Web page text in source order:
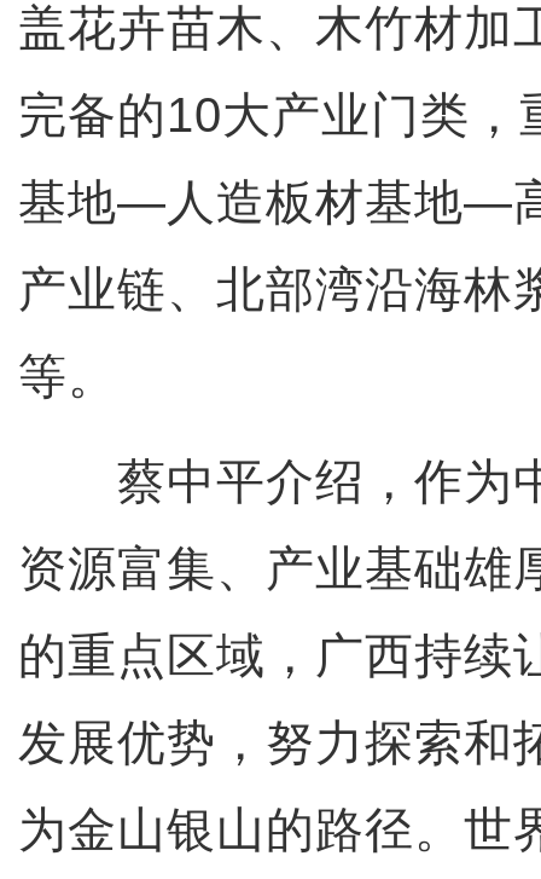
盖花卉苗木、木竹材加
完备的10大产业门类，
基地—人造板材基地—
产业链、北部湾沿海林
等。
蔡中平介绍，作为
资源富集、产业基础雄
的重点区域，广西持续
发展优势，努力探索和
为金山银山的路径。世